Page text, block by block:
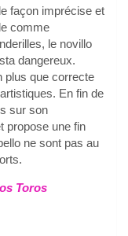
façon imprécise et
comme
le novillo
dangereux.
plus que correcte
En fin de
sur son
propose une fin
ne sont pas au
Toros